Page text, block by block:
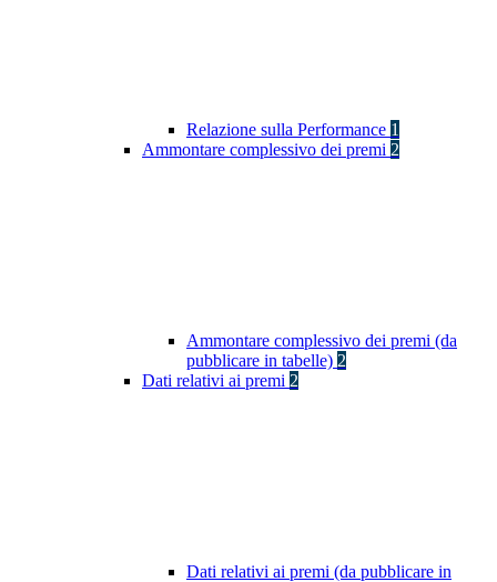
Relazione sulla Performance 1
Ammontare complessivo dei premi 2
Ammontare complessivo dei premi (da
pubblicare in tabelle) 2
Dati relativi ai premi 2
Dati relativi ai premi (da pubblicare in